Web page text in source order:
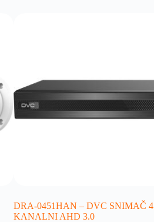
DRA-0451HAN – DVC SNIMAČ 4
KANALNI AHD 3.0